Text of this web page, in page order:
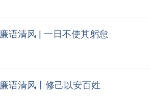
廉语清风 | 一日不使其躬怠
廉语清风丨修己以安百姓